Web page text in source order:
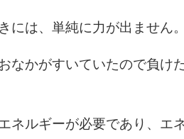
には、単純に力が出ません。
なかがすいていたので負け
ネルギーが必要であり、エ